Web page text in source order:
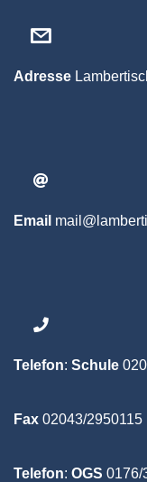
Adresse
Email
Telefon: Schule
Fax 02043/2950115
Telefon: OGS 0176/